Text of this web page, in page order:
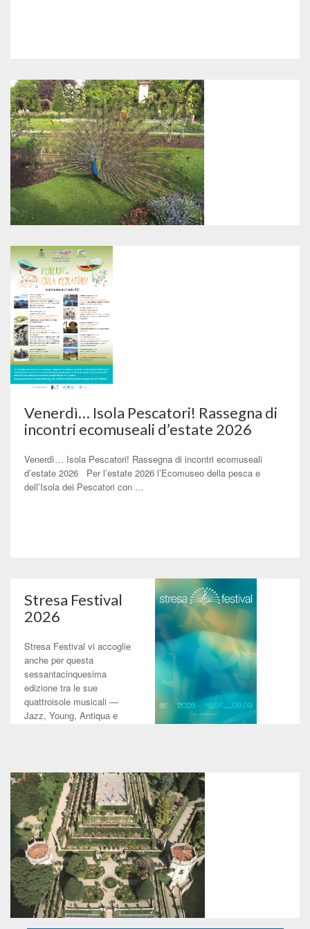
Venerdì… Isola Pescatori! Rassegna di
incontri ecomuseali d’estate 2026
Venerdì… Isola Pescatori! Rassegna di incontri ecomuseali
d’estate 2026 Per l’estate 2026 l’Ecomuseo della pesca e
dell’Isola dei Pescatori con ...
Stresa Festival
2026
Stresa Festival vi accoglie
anche per questa
sessantacinquesima
edizione tra le sue
quattroisole musicali —
Jazz, Young, Antiqua e